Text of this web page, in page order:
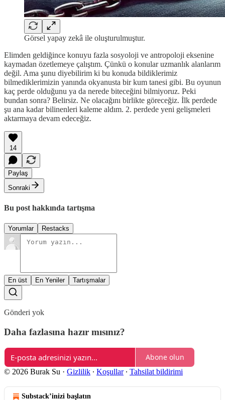
Görsel yapay zekâ ile oluşturulmuştur.
Elimden geldiğince konuyu fazla sosyoloji ve antropoloji eksenine
kaymadan özetlemeye çalıştım. Çünkü o konular uzmanlık alanlarım
değil. Ama şunu diyebilirim ki bu konuda bildiklerimiz
bilmediklerimizin yanında okyanusta bir kum tanesi gibi. Bu oyunun
kaç perde olduğunu ya da nerede biteceğini bilmiyoruz. Peki
bundan sonra? Belirsiz. Ne olacağını birlikte göreceğiz. İlk perdede
şu ana kadar bilinenleri kaleme aldım. 2. perdede yeni gelişmeleri
aktarmaya devam edeceğiz.
14
Paylaş
Sonraki
Bu post hakkında tartışma
Yorumlar Restacks
En üst En Yeniler Tartışmalar
Gönderi yok
Daha fazlasına hazır mısınız?
Abone olun
© 2026 Burak Su · Gizlilik ∙ Koşullar∙ Tahsilat bildirimi
Substack’inizi başlatın